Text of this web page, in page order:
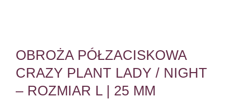
OBROŻA PÓŁZACISKOWA
CRAZY PLANT LADY / NIGHT
– ROZMIAR L | 25 MM